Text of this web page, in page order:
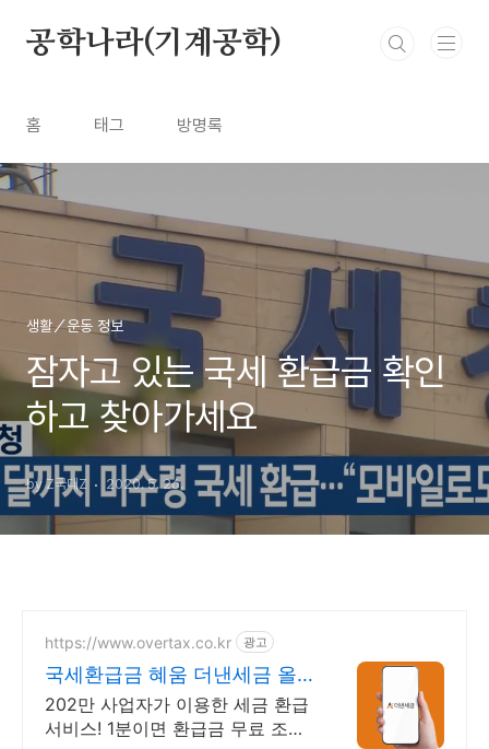
공학나라(기계공학)
홈 태그 방명록
생활／운동 정보
잠자고 있는 국세 환급금 확인
하고 찾아가세요
by Z국대Z 2020. 5. 26.
https://www.overtax.co.kr 광고
국세환급금 혜움 더낸세금 올
해 미수령 환급금 조회
202만 사업자가 이용한 세금 환급
서비스! 1분이면 환급금 무료 조회